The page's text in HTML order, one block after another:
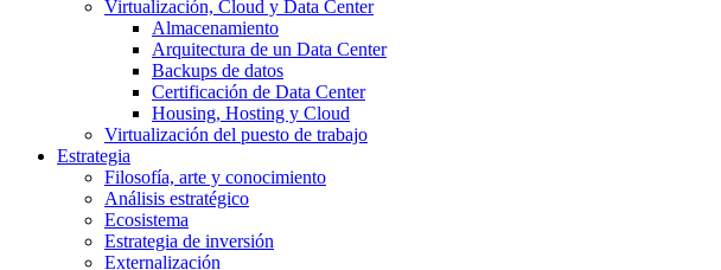
Virtualización, Cloud y Data Center
Almacenamiento
Arquitectura de un Data Center
Backups de datos
Certificación de Data Center
Housing, Hosting y Cloud
Virtualización del puesto de trabajo
Estrategia
Filosofía, arte y conocimiento
Análisis estratégico
Ecosistema
Estrategia de inversión
Externalización